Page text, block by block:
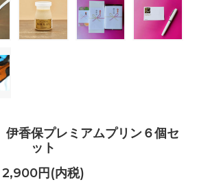
伊香保プレミアムプリン６個セ
ット
2,900円(内税)